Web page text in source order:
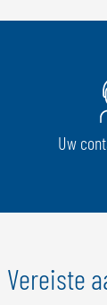
Uw
Vereiste